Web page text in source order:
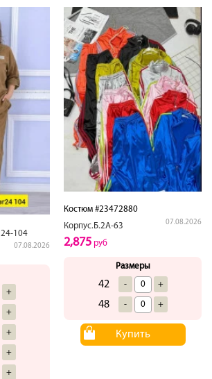
24-104
07.08.2026
+
+
+
+
+
Костюм #23472880
Корпус.Б.2А-63
07.08.2026
2,875 руб
Размеры
42 - +
48 - +
Купить